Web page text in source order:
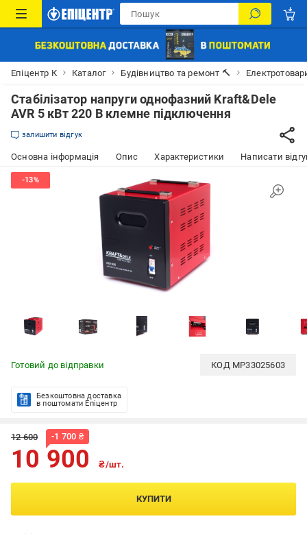
Епіцентр К Каталог Будівництво та ремонт 🔨
Стабілізатор напруги однофазний Kraft&Dele
AVR 5 кВт 220 В клемне підключення
залишити відгук
Основна інформація Опис Характеристики Написати
Готовий до відправки КОД MP33025603
Безкоштовна доставка
в поштомати Епіцентр
12 600 -1 700 ₴
10 900 ₴/шт.
КУПИТИ